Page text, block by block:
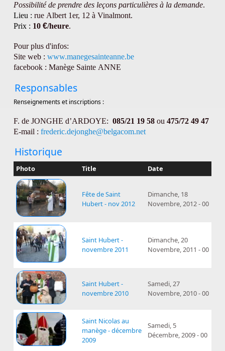
Possibilité de prendre des leçons particulières à la demande.
Lieu : rue Albert 1er, 12 à Vinalmont.
Prix : 10 €/heure.
Pour plus d'infos:
Site web : www.manegesainteanne.be
facebook : Manège Sainte ANNE
Responsables
Renseignements et inscriptions :
F. de JONGHE d’ARDOYE: 085/21 19 58 ou 475/72 49 47
E-mail : frederic.dejonghe@belgacom.net
Historique
Photo Title Date
Fête de Saint
Hubert - nov 2012
Dimanche, 18
Novembre, 2012 - 00
Saint Hubert -
novembre 2011
Dimanche, 20
Novembre, 2011 - 00
Saint Hubert -
novembre 2010
Samedi, 27
Novembre, 2010 - 00
Saint Nicolas au
manège - décembre
2009
Samedi, 5
Décembre, 2009 - 00